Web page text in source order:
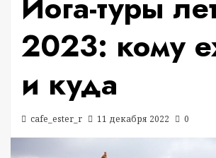
2023: кому
и куда
cafe_ester_r 11 декабря 2022 0